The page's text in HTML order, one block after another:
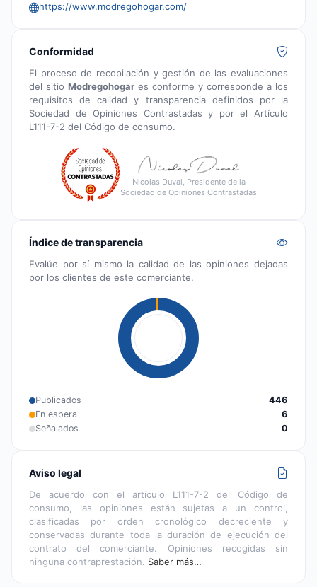
https://www.modregohogar.com/
Conformidad
El proceso de recopilación y gestión de las evaluaciones
del sitio Modregohogar es conforme y corresponde a los
requisitos de calidad y transparencia definidos por la
Sociedad de Opiniones Contrastadas y por el Artículo
L111-7-2 del Código de consumo.
Nicolas Duval, Presidente de la
Sociedad de Opiniones Contrastadas
Índice de transparencia
Evalúe por sí mismo la calidad de las opiniones dejadas
por los clientes de este comerciante.
Publicados
446
En espera
6
Señalados
0
Aviso legal
De acuerdo con el artículo L111-7-2 del Código de
consumo, las opiniones están sujetas a un control,
clasificadas por orden cronológico decreciente y
conservadas durante toda la duración de ejecución del
contrato del comerciante. Opiniones recogidas sin
ninguna contraprestación. Saber más…